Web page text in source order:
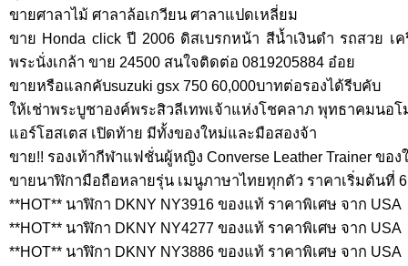
ขายศาลาไม้ ศาลาล้อเกวียน ศาลาแปดเหลี่ยม
ขาย Honda click ปี 2006 ดิสเบรกหน้า สีน้ำเงินดำ รถสวย เ
พระนั่งเกล้า ขาย 24500 สนใจติดต่อ 0819205884 อ๋อย
ขายหรือแลกคับsuzuki gsx 750 60,000บาทต่อรองได้รีบคับ
ให้เช่าพระบูชาองค์พระสิวลีเทพเจ้าแห่งโชคลาภ พุทธาคมนอโ
แอร์โฮสเตส เปิดท้าย มีทั้งของใหม่และมือสองจ้า
ขาย!! รองเท้ากีฬาแฟชั่นผู้หญิง Converse Leather Trainer ของ
ขายนาฬิกามือถือหลายรุ่น เมนูภาษาไทยทุกตัว ราคาเริ่มต้นที่
**HOT** นาฬิกา DKNY NY3916 ของแท้ ราคาพิเศษ จาก USA
**HOT** นาฬิกา DKNY NY4277 ของแท้ ราคาพิเศษ จาก USA
**HOT** นาฬิกา DKNY NY3886 ของแท้ ราคาพิเศษ จาก USA